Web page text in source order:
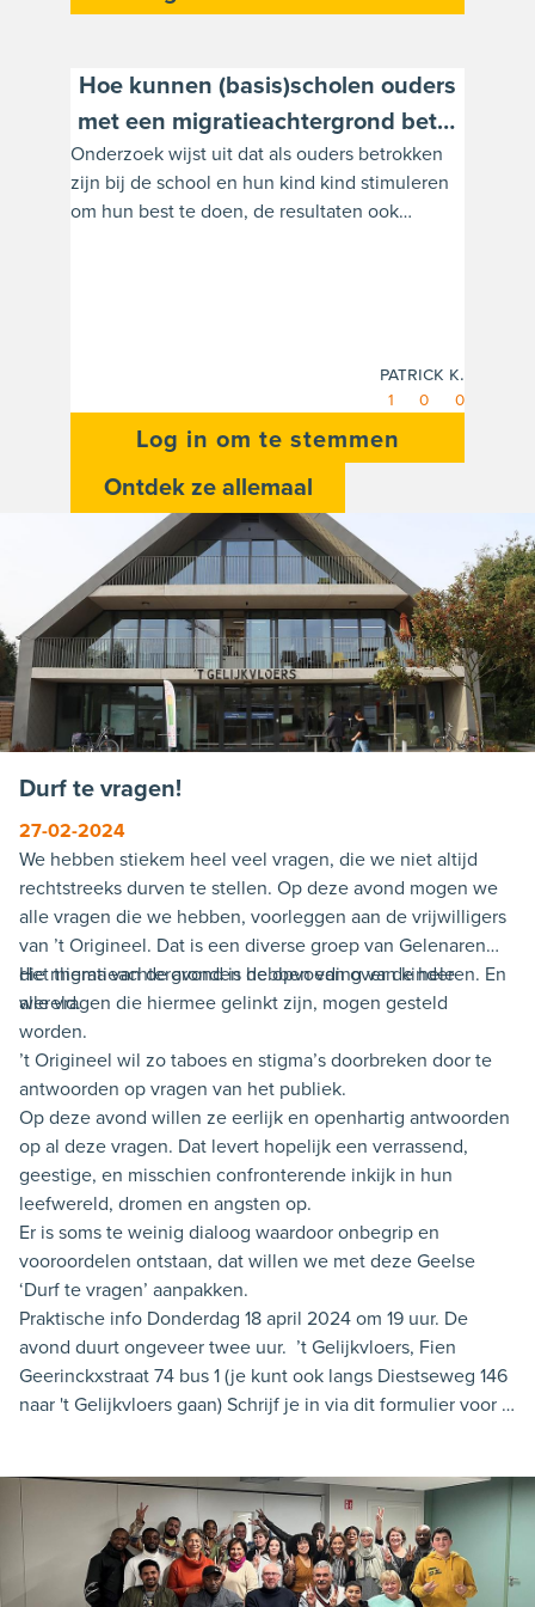
mogelijk aanleunt bij dat van hun eigen gezin
Hoe kunnen (basis)scholen ouders
met een migratieachtergrond beter
betrekken bij de school?
Onderzoek wijst uit dat als ouders betrokken
zijn bij de school en hun kind kind stimuleren
om hun best te doen, de resultaten ook
Patrick K.
1 0 0
Log in om te stemmen
Ontdek ze allemaal
Durf te vragen!
27-02-2024
We hebben stiekem heel veel vragen, die we niet altijd
rechtstreeks durven te stellen. Op deze avond mogen we
alle vragen die we hebben, voorleggen aan de vrijwilligers
van ’t Origineel. Dat is een diverse groep van Gelenaren
die migratieachtergronden hebben van over de hele
wereld.
Het thema van de avond is de opvoeding van kinderen. En
alle vragen die hiermee gelinkt zijn, mogen gesteld
worden.
’t Origineel wil zo taboes en stigma’s doorbreken door te
antwoorden op vragen van het publiek.
Op deze avond willen ze eerlijk en openhartig antwoorden
op al deze vragen. Dat levert hopelijk een verrassend,
geestige, en misschien confronterende inkijk in hun
leefwereld, dromen en angsten op.
Er is soms te weinig dialoog waardoor onbegrip en
vooroordelen ontstaan, dat willen we met deze Geelse
‘Durf te vragen’ aanpakken.
Praktische info Donderdag 18 april 2024 om 19 uur. De
avond duurt ongeveer twee uur. ’t Gelijkvloers, Fien
Geerinckxstraat 74 bus 1 (je kunt ook langs Diestseweg 146
naar 't Gelijkvloers gaan) Schrijf je in via dit formulier voor 8
registreren, dit duurt niet lang. Je mag meerdere vragen
insturen. Let op! Vragen insturen kan tot 2 april zodat de
antwoorden vanaf kunnen worden voorbereid door de
sprekers van 't Origineel.